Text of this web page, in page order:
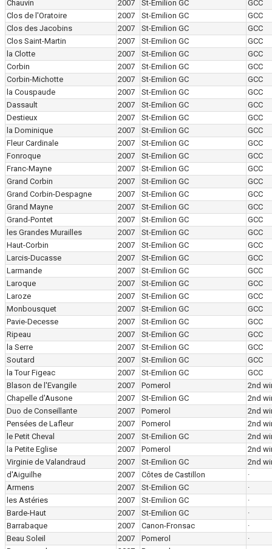
Chauvin
2007 St-Emilion GC
GCC
Clos de l'Oratoire
2007 St-Emilion GC
GCC
Clos des Jacobins
2007 St-Emilion GC
GCC
Clos Saint-Martin
2007 St-Emilion GC
GCC
la Clotte
2007 St-Emilion GC
GCC
Corbin
2007 St-Emilion GC
GCC
Corbin-Michotte
2007 St-Emilion GC
GCC
la Couspaude
2007 St-Emilion GC
GCC
Dassault
2007 St-Emilion GC
GCC
Destieux
2007 St-Emilion GC
GCC
la Dominique
2007 St-Emilion GC
GCC
Fleur Cardinale
2007 St-Emilion GC
GCC
Fonroque
2007 St-Emilion GC
GCC
Franc-Mayne
2007 St-Emilion GC
GCC
Grand Corbin
2007 St-Emilion GC
GCC
Grand Corbin-Despagne
2007 St-Emilion GC
GCC
Grand Mayne
2007 St-Emilion GC
GCC
Grand-Pontet
2007 St-Emilion GC
GCC
les Grandes Murailles
2007 St-Emilion GC
GCC
Haut-Corbin
2007 St-Emilion GC
GCC
Larcis-Ducasse
2007 St-Emilion GC
GCC
Larmande
2007 St-Emilion GC
GCC
Laroque
2007 St-Emilion GC
GCC
Laroze
2007 St-Emilion GC
GCC
Monbousquet
2007 St-Emilion GC
GCC
Pavie-Decesse
2007 St-Emilion GC
GCC
Ripeau
2007 St-Emilion GC
GCC
la Serre
2007 St-Emilion GC
GCC
Soutard
2007 St-Emilion GC
GCC
la Tour Figeac
2007 St-Emilion GC
GCC
Blason de l'Evangile
2007 Pomerol
2nd
Chapelle d'Ausone
2007 St-Emilion GC
2nd
Duo de Conseillante
2007 Pomerol
2nd
Pensées de Lafleur
2007 Pomerol
2nd
le Petit Cheval
2007 St-Emilion GC
2nd
la Petite Eglise
2007 Pomerol
2nd
Virginie de Valandraud
2007 St-Emilion GC
2nd
d'Aiguilhe
2007 Côtes de Castillon
·
Armens
2007 St-Emilion GC
·
les Astéries
2007 St-Emilion GC
·
Barde-Haut
2007 St-Emilion GC
·
Barrabaque
2007 Canon-Fronsac
·
Beau Soleil
2007 Pomerol
·